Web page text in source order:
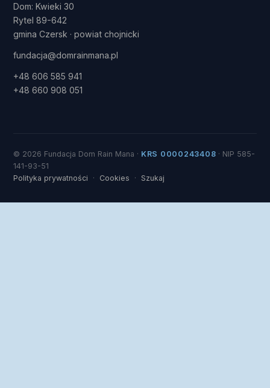
Dom: Kwieki 30
Rytel 89-642
gmina Czersk · powiat chojnicki
fundacja@domrainmana.pl
+48 606 585 941
+48 660 908 051
© 2026 Fundacja Dom Rain Mana · KRS 0000243408 · NIP 585-
141-93-51
Polityka prywatności · Cookies · Szukaj